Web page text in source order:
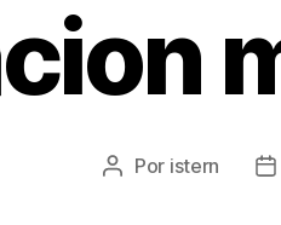
Autor
Por istern